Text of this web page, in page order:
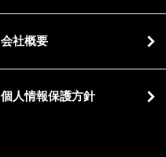
会社概要
個人情報保護方針